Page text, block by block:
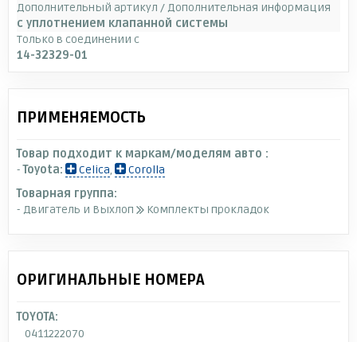
Дополнительный артикул / Дополнительная информация
с уплотнением клапанной системы
Только в соединении с
14-32329-01
ПРИМЕНЯЕМОСТЬ
Товар подходит к маркам/моделям авто :
-Toyota: Celica,
Corolla
Товарная группа:
- Двигатель и Выхлоп
Комплекты прокладок
ОРИГИНАЛЬНЫЕ НОМЕРА
TOYOTA:
0411222070